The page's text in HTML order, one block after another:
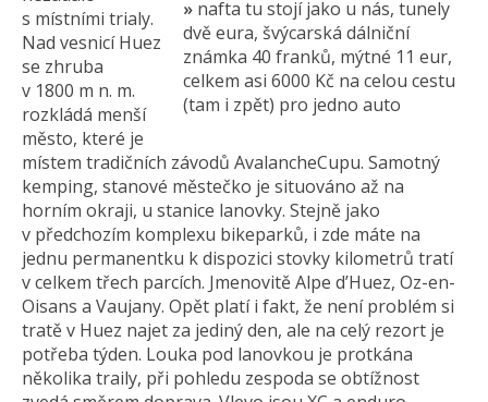
» nafta tu stojí jako u nás, tunely
dvě eura, švýcarská dálniční
známka 40 franků, mýtné 11 eur,
celkem asi 6000 Kč na celou cestu
(tam i zpět) pro jedno auto
s místními trialy.
Nad vesnicí Huez
se zhruba
v 1800 m n. m.
rozkládá menší
město, které je
místem tradičních závodů AvalancheCupu. Samotný
kemping, stanové městečko je situováno až na
horním okraji, u stanice lanovky. Stejně jako
v předchozím komplexu bikeparků, i zde máte na
jednu permanentku k dispozici stovky kilometrů tratí
v celkem třech parcích. Jmenovitě Alpe d’Huez, Oz-en-
Oisans a Vaujany. Opět platí i fakt, že není problém si
tratě v Huez najet za jediný den, ale na celý rezort je
potřeba týden. Louka pod lanovkou je protkána
několika traily, při pohledu zespoda se obtížnost